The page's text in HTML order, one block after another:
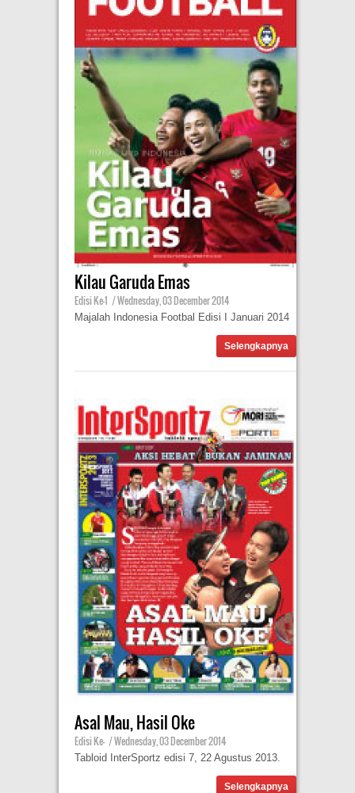
Kilau Garuda Emas
Edisi Ke-1 | Wednesday, 03 December 2014
Majalah Indonesia Footbal Edisi I Januari 2014
Selengkapnya
Asal Mau, Hasil Oke
Edisi Ke- | Wednesday, 03 December 2014
Tabloid InterSportz edisi 7, 22 Agustus 2013.
Selengkapnya